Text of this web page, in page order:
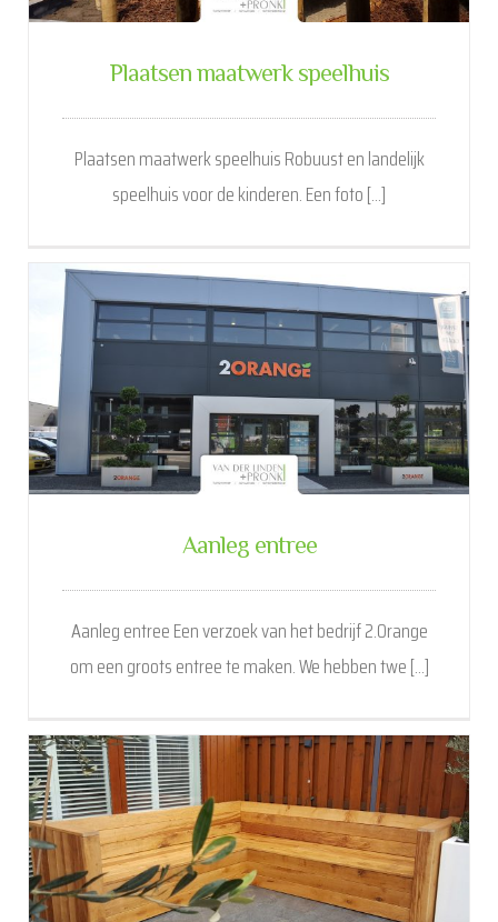
Plaatsen maatwerk speelhuis
Plaatsen maatwerk speelhuis Robuust en landelijk
speelhuis voor de kinderen. Een foto [...]
Aanleg entree
Aanleg entree Een verzoek van het bedrijf 2.Orange
om een groots entree te maken. We hebben twe [...]